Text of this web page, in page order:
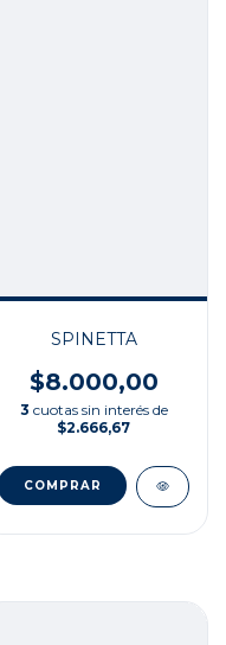
SPINETTA
$8.000,00
3 cuotas sin interés de
$2.666,67